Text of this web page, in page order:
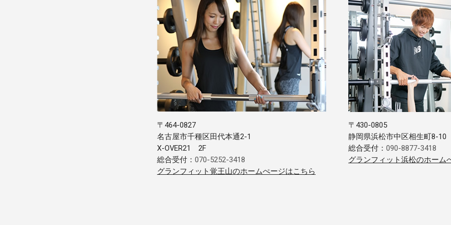
〒464-0827
名古屋市千種区田代本通2-1
X-OVER21 2F
総合受付： 070-5252-3418
グランフィット覚王山のホームぺージはこちら
〒430-0805
静岡県浜松市中区相生町8-
総合受付： 090-8877-3418
グランフィット浜松のホーム